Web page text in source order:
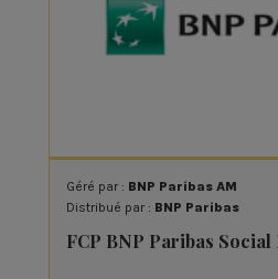
Géré par : BNP Paribas AM
Distribué par : BNP Paribas
FCP BNP Paribas